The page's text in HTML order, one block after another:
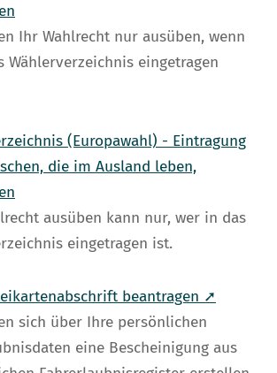
Ihr Wahlrecht nur ausüben, wenn
Wählerverzeichnis eingetragen
(Europawahl) - Eintragung
die im Ausland leben,
ausüben kann nur, wer in das
eingetragen ist.
beantragen ➚
sich über Ihre persönlichen
eine Bescheinigung aus